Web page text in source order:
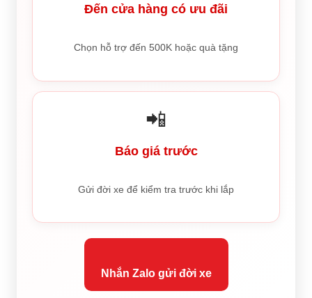
Đến cửa hàng có ưu đãi
Chọn hỗ trợ đến 500K hoặc quà tặng
📲
Báo giá trước
Gửi đời xe để kiểm tra trước khi lắp
Nhắn Zalo gửi đời xe